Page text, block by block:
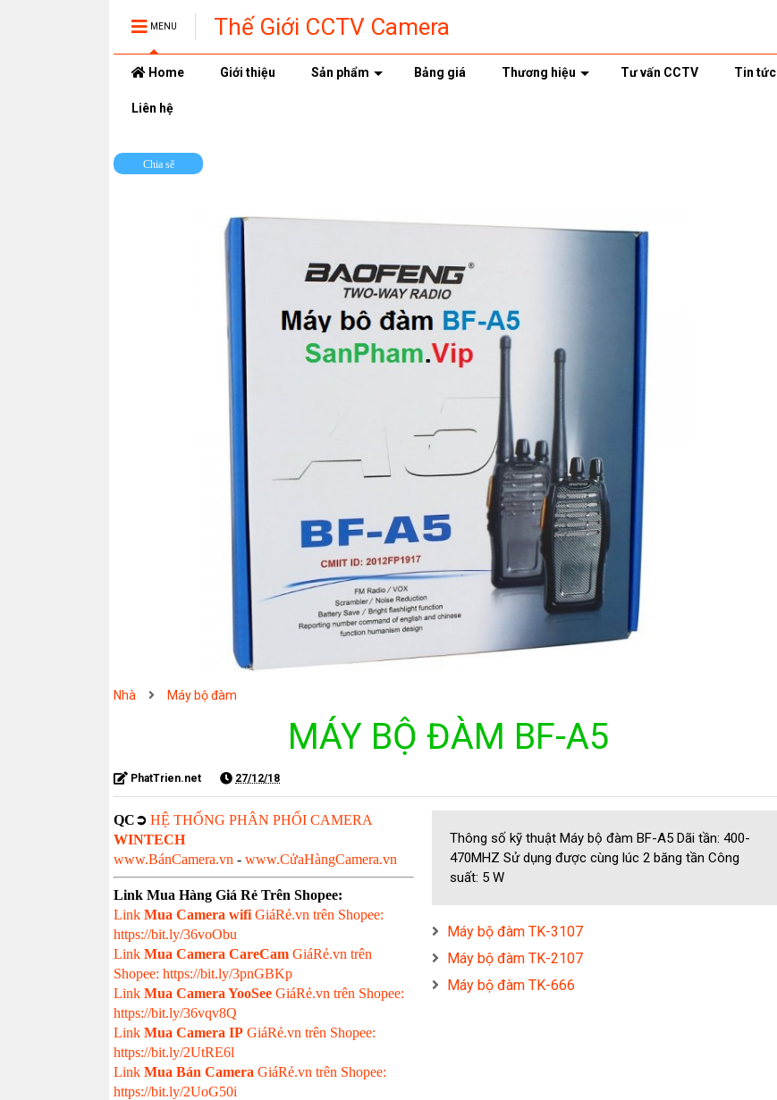
MENU Thế Giới CCTV Camera
Home Giới thiệu Sản phẩm Bảng giá Thương hiệu Tư vấn CCTV Tin tức
Liên hệ
Chia sẽ
Nhà Máy bộ đàm
MÁY BỘ ĐÀM BF-A5
PhatTrien.net 27/12/18
QC➲ HỆ THỐNG PHÂN PHỐI CAMERA
WINTECH
www.BánCamera.vn - www.CửaHàngCamera.vn
Link Mua Hàng Giá Rẻ Trên Shopee:
Link Mua Camera wifi GiáRẻ.vn trên Shopee:
https://bit.ly/36voObu
Link Mua Camera CareCam GiáRẻ.vn trên
Shopee: https://bit.ly/3pnGBKp
Link Mua Camera YooSee GiáRẻ.vn trên Shopee:
https://bit.ly/36vqv8Q
Link Mua Camera IP GiáRẻ.vn trên Shopee:
https://bit.ly/2UtRE6l
Link Mua Bán Camera GiáRẻ.vn trên Shopee:
https://bit.ly/2UoG50i
Thông số kỹ thuật Máy bộ đàm BF-A5 Dãi tần: 400-
470MHZ Sử dụng được cùng lúc 2 băng tần Công
suất: 5 W
Máy bộ đàm TK-3107
Máy bộ đàm TK-2107
Máy bộ đàm TK-666